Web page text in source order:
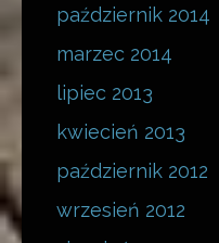
październik 2014
marzec 2014
lipiec 2013
kwiecień 2013
październik 2012
wrzesień 2012